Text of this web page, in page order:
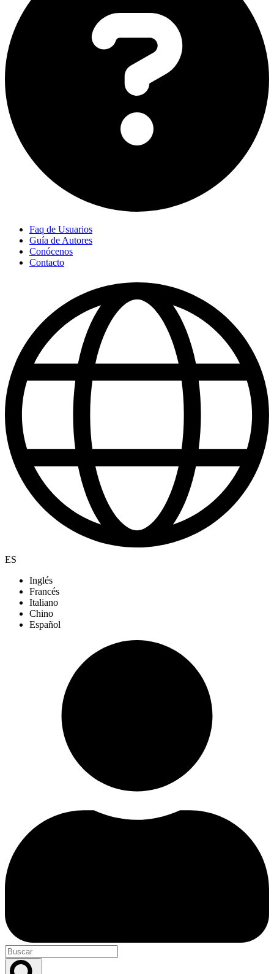
Faq de Usuarios
Guía de Autores
Conócenos
Contacto
ES
Inglés
Francés
Italiano
Chino
Español